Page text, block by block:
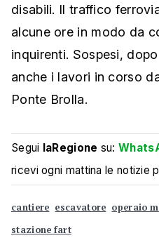
disabili. Il traffico
alcune ore in modo da
inquirenti. Sospesi,
anche i lavori in corso
Ponte Brolla.
Segui laRegione su:
ricevi ogni mattina le notizie
cantiere escavatore operaio
stazione fart